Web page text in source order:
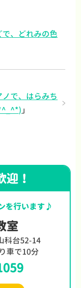
、どれみの色
で、はらみち
」
！
を行います♪
室
科台52-14
車で10分